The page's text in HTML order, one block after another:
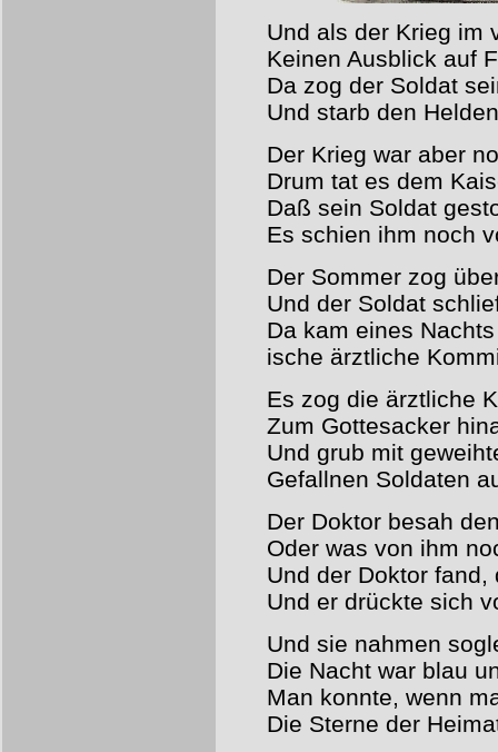
Und als der Krieg im
Keinen Ausblick auf
Da zog der Soldat
Und starb den
Der Krieg war aber
Drum tat es dem
Daß sein Soldat
Es schien ihm noch
Der Sommer zog
Und der Soldat
Da kam eines
ische ärztliche
Es zog die ärztliche
Zum Gottesacker
Und grub mit
Gefallnen Soldaten
Der Doktor besah
Oder was von ihm
Und der Doktor fand,
Und er drückte sich
Und sie nahmen
Die Nacht war blau
Man konnte, wenn
Die Sterne der